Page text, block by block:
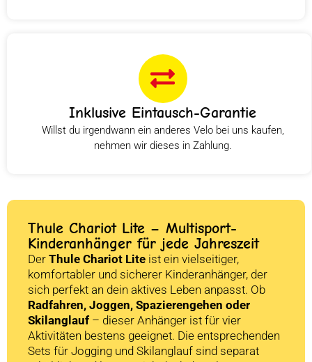
Inklusive Eintausch-Garantie
Willst du irgendwann ein anderes Velo bei uns kaufen,
nehmen wir dieses in Zahlung.
Thule Chariot Lite – Multisport-
Kinderanhänger für jede Jahreszeit
Der Thule Chariot Lite ist ein vielseitiger,
komfortabler und sicherer Kinderanhänger, der
sich perfekt an dein aktives Leben anpasst. Ob
Radfahren, Joggen, Spazierengehen oder
Skilanglauf – dieser Anhänger ist für vier
Aktivitäten bestens geeignet. Die entsprechenden
Sets für Jogging und Skilanglauf sind separat